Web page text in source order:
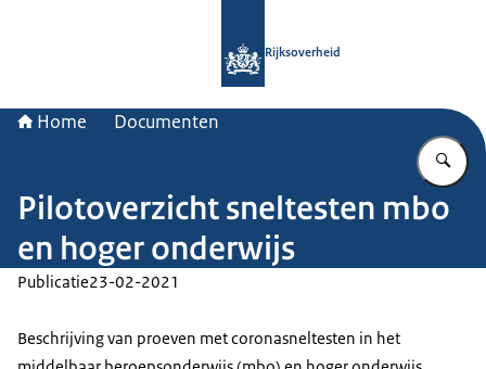
Rijksoverheid
Home Documenten
Pilotoverzicht sneltesten mbo
en hoger onderwijs
Publicatie23-02-2021
Beschrijving van proeven met coronasneltesten in het